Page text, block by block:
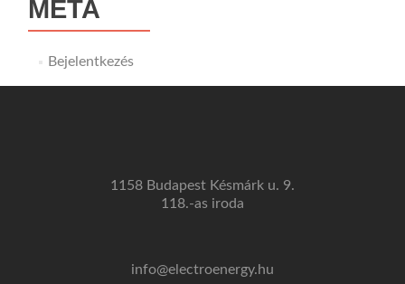
META
Bejelentkezés
1158 Budapest Késmárk u. 9.
118.-as iroda
info@electroenergy.hu